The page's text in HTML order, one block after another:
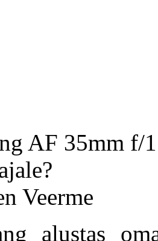
AF 35mm f/
Veerme
alustas